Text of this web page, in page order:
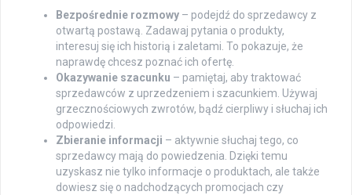
Bezpośrednie rozmowy – podejdź do sprzedawcy z
otwartą postawą. Zadawaj pytania o produkty,
interesuj się ich historią i zaletami. To pokazuje, że
naprawdę chcesz poznać ich ofertę.
Okazywanie szacunku – pamiętaj, aby traktować
sprzedawców z uprzedzeniem i szacunkiem. Używaj
grzecznościowych zwrotów, bądź cierpliwy i słuchaj ich
odpowiedzi.
Zbieranie informacji – aktywnie słuchaj tego, co
sprzedawcy mają do powiedzenia. Dzięki temu
uzyskasz nie tylko informacje o produktach, ale także
dowiesz się o nadchodzących promocjach czy